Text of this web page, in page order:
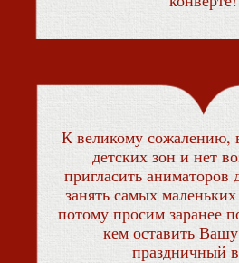
К великому сожалению,
детских зон и нет
пригласить аниматоров
занять самых
потому просим заранее
кем оставить
праздничный